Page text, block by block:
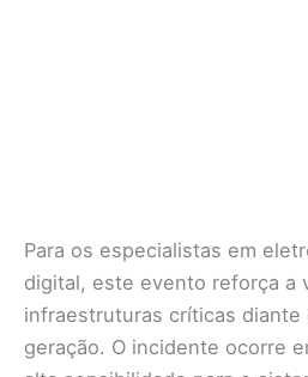
Para os especialistas em
digital, este evento reforça a
infraestruturas críticas diante
geração. O incidente ocorre